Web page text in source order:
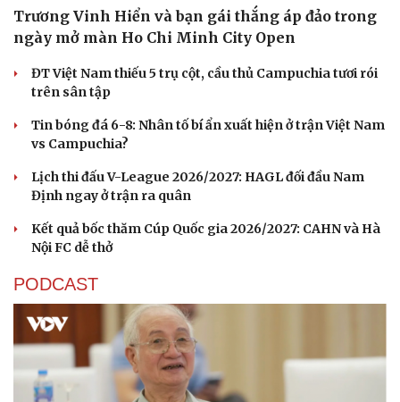
Trương Vinh Hiển và bạn gái thắng áp đảo trong
ngày mở màn Ho Chi Minh City Open
ĐT Việt Nam thiếu 5 trụ cột, cầu thủ Campuchia tươi rói
trên sân tập
Tin bóng đá 6-8: Nhân tố bí ẩn xuất hiện ở trận Việt Nam
vs Campuchia?
Lịch thi đấu V-League 2026/2027: HAGL đối đầu Nam
Định ngay ở trận ra quân
Kết quả bốc thăm Cúp Quốc gia 2026/2027: CAHN và Hà
Nội FC dễ thở
PODCAST